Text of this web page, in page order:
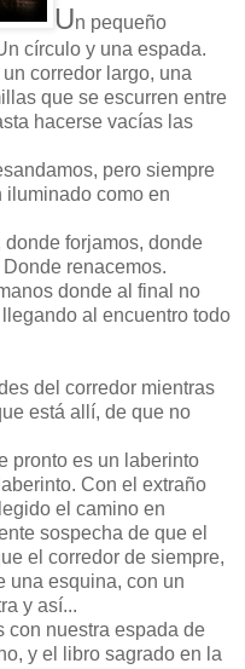
Un pequeño
círculo y una espada.
corredor largo, una
que se escurren entre
hacerse vacías las
pero siempre
iluminado como en
donde forjamos, donde
renacemos.
donde al final no
al encuentro todo
del corredor mientras
está allí, de que no
pronto es un laberinto
Con el extraño
el camino en
sospecha de que el
el corredor de siempre,
una esquina, con un
y así...
con nuestra espada de
y el libro sagrado en la